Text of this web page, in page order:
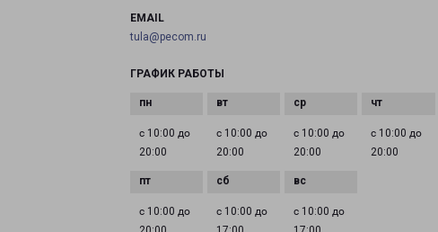
EMAIL
tula@pecom.ru
ГРАФИК РАБОТЫ
с 10:00 до
20:00
с 10:00 до
20:00
с 10:00 до
20:00
с 10:00 до
20:00
с 10:00 до
с 10:00 до
с 10:00 до